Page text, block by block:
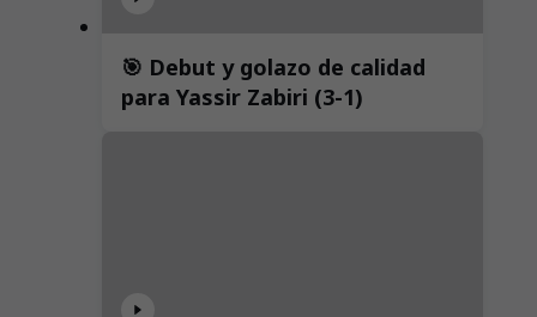
🎯 Debut y golazo de calidad
para Yassir Zabiri (3-1)